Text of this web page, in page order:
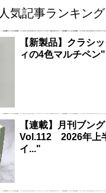
人気記事ランキング
【新製品】クラシ
ィの4色マルチペン"
【連載】月刊ブン
Vol.112 2026年上
イ..."